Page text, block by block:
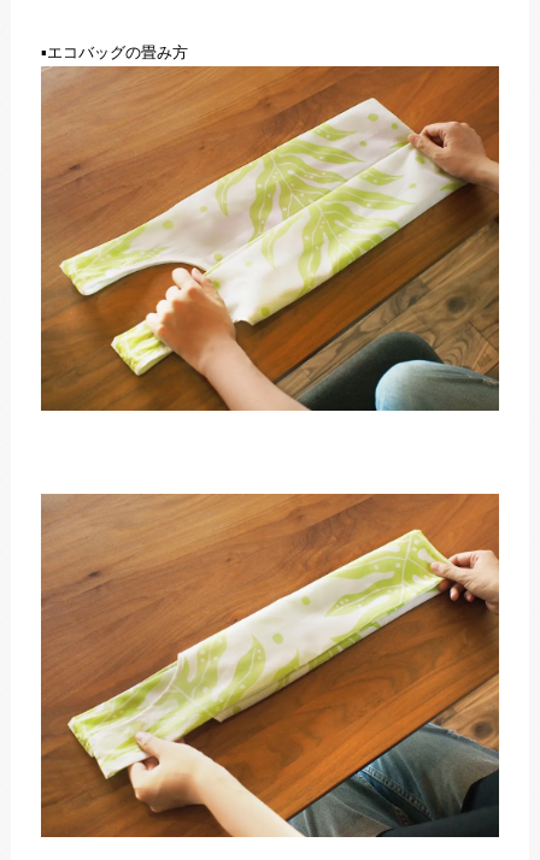
▪エコバッグの畳み方